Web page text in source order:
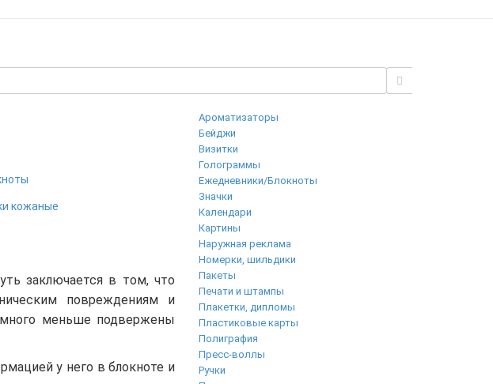
кожаные
заключается в том, что
повреждениям и
много меньше подвержены
у него в блокноте и
Ароматизаторы
Бейджи
Визитки
Голограммы
Ежедневники/Блокноты
Значки
Календари
Картины
Наружная реклама
Номерки, шильдики
Пакеты
Печати и штампы
Плакетки, дипломы
Пластиковые карты
Полиграфия
Пресс-воллы
Ручки